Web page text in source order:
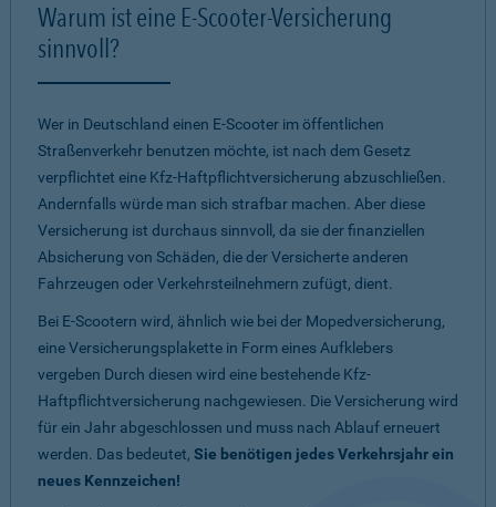
Warum ist eine E-Scooter-Versicherung
sinnvoll?
Wer in Deutschland einen E-Scooter im öffentlichen
Straßenverkehr benutzen möchte, ist nach dem Gesetz
verpflichtet eine Kfz-Haftpflichtversicherung abzuschließen.
Andernfalls würde man sich strafbar machen. Aber diese
Versicherung ist durchaus sinnvoll, da sie der finanziellen
Absicherung von Schäden, die der Versicherte anderen
Fahrzeugen oder Verkehrsteilnehmern zufügt, dient.
Bei E-Scootern wird, ähnlich wie bei der Mopedversicherung,
eine Versicherungsplakette in Form eines Aufklebers
vergeben Durch diesen wird eine bestehende Kfz-
Haftpflichtversicherung nachgewiesen. Die Versicherung wird
für ein Jahr abgeschlossen und muss nach Ablauf erneuert
werden. Das bedeutet, Sie benötigen jedes Verkehrsjahr ein
neues Kennzeichen!